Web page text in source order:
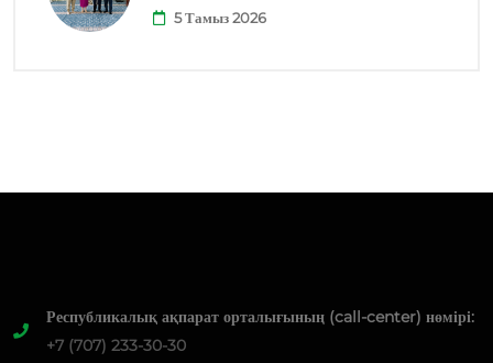
5 Тамыз 2026
Республикалық ақпарат орталығының (call-center) нөмірі:
+7 (707) 233-30-30